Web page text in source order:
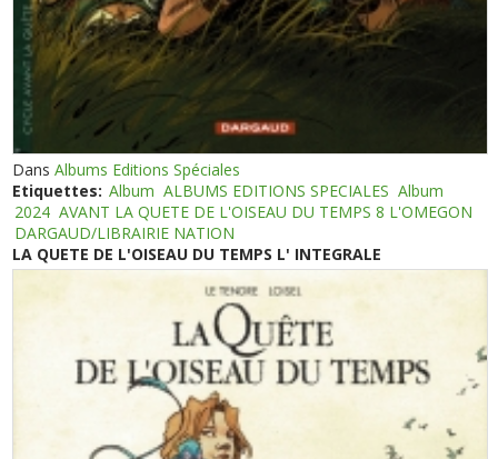
DansAlbums Editions Spéciales
Etiquettes: Album ALBUMS EDITIONS SPECIALES Album
2024 AVANT LA QUETE DE L'OISEAU DU TEMPS 8 L'OMEGON
DARGAUD/LIBRAIRIE NATION
LA QUETE DE L'OISEAU DU TEMPS L' INTEGRALE